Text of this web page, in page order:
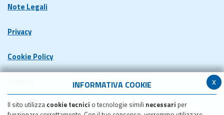
x
INFORMATIVA COOKIE
Il sito utilizza cookie tecnici o tecnologie simili necessari per
Note Legali
Privacy
Cookie Policy
Dichiarazione di accessibilita'